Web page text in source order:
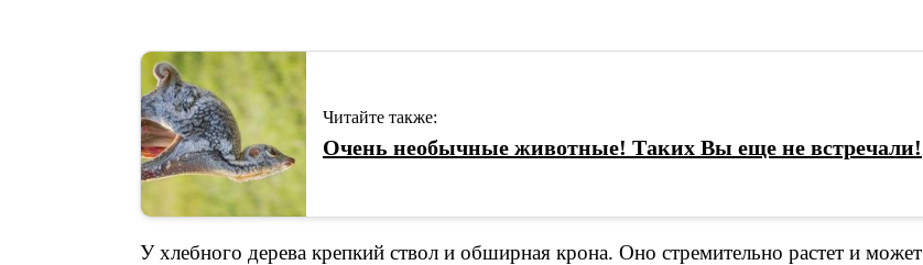
Читайте также:
Очень необычные животные! Таких Вы еще не встречали!
У хлебного дерева крепкий ствол и обширная крона. Оно стремительно растет и может